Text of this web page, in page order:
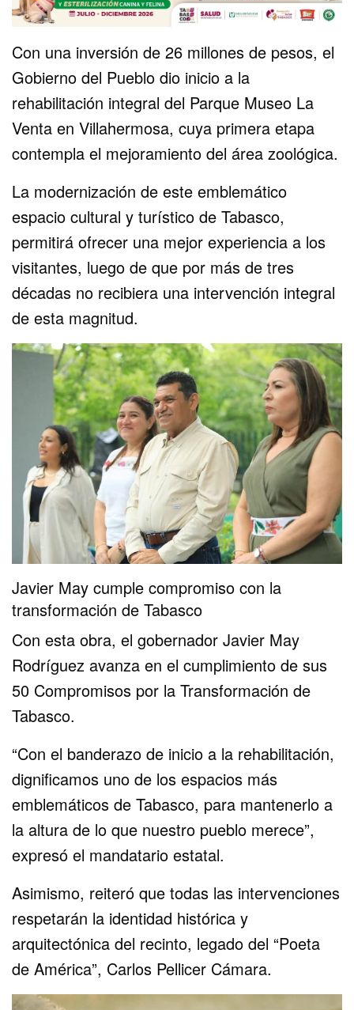
Con una inversión de 26 millones de pesos, el
Gobierno del Pueblo dio inicio a la
rehabilitación integral del Parque Museo La
Venta en Villahermosa, cuya primera etapa
contempla el mejoramiento del área zoológica.
La modernización de este emblemático
espacio cultural y turístico de Tabasco,
permitirá ofrecer una mejor experiencia a los
visitantes, luego de que por más de tres
décadas no recibiera una intervención integral
de esta magnitud.
Javier May cumple compromiso con la
transformación de Tabasco
Con esta obra, el gobernador Javier May
Rodríguez avanza en el cumplimiento de sus
50 Compromisos por la Transformación de
Tabasco.
“Con el banderazo de inicio a la rehabilitación,
dignificamos uno de los espacios más
emblemáticos de Tabasco, para mantenerlo a
la altura de lo que nuestro pueblo merece”,
expresó el mandatario estatal.
Asimismo, reiteró que todas las intervenciones
respetarán la identidad histórica y
arquitectónica del recinto, legado del “Poeta
de América”, Carlos Pellicer Cámara.